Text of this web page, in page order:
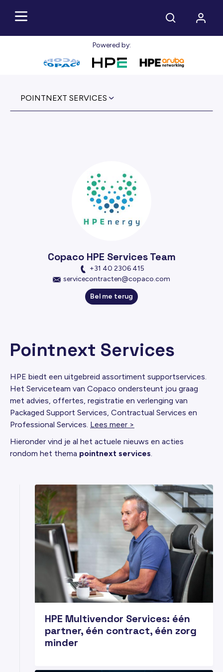
Powered by:
POINTNEXT SERVICES
Copaco HPE Services Team
+31 40 2306 415
servicecontracten@copaco.com
Bel me terug
Pointnext Services
HPE biedt een uitgebreid assortiment supportservices.
Het Serviceteam van Copaco ondersteunt jou graag
met advies, offertes, registratie en verlenging van
Packaged Support Services, Contractual Services en
Professional Services. Lees meer >
Hieronder vind je al het actuele nieuws en acties
rondom het thema pointnext services.
HPE Multivendor Services: één
partner, één contract, één zorg
minder